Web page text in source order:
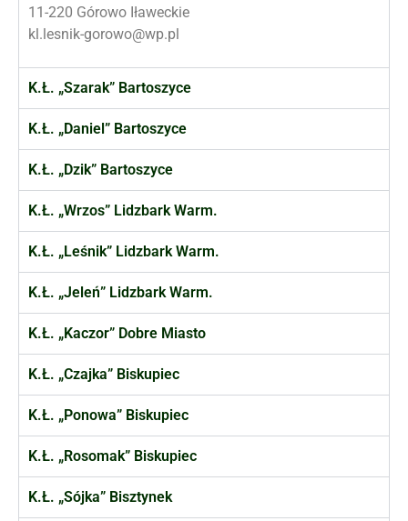
11-220 Górowo Iławeckie
kl.lesnik-gorowo@wp.pl
K.Ł. „Szarak” Bartoszyce
K.Ł. „Daniel” Bartoszyce
K.Ł. „Dzik” Bartoszyce
K.Ł. „Wrzos” Lidzbark Warm.
K.Ł. „Leśnik” Lidzbark Warm.
K.Ł. „Jeleń” Lidzbark Warm.
K.Ł. „Kaczor” Dobre Miasto
K.Ł. „Czajka” Biskupiec
K.Ł. „Ponowa” Biskupiec
K.Ł. „Rosomak” Biskupiec
K.Ł. „Sójka” Bisztynek